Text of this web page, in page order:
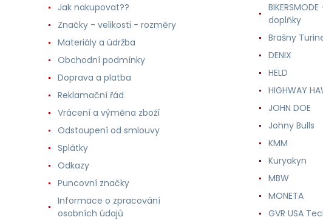
Jak nakupovat??
Značky - velikosti - rozměry
Materiály a údržba
Obchodní podmínky
Doprava a platba
Reklamační řád
Vrácení a výměna zboží
Odstoupení od smlouvy
Splátky
Odkazy
Puncovní značky
Informace o zpracování
osobních údajů
doplňky
Brašny
DENIX
HELD
HIGHWAY
JOHN DOE
Johny Bulls
KMM
Kuryakyn
MBW
MONETA
GVR USA